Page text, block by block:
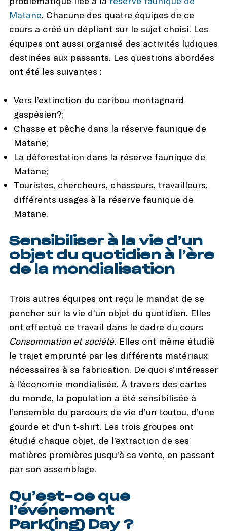
Matane. Chacune des quatre équipes de ce
cours a créé un dépliant sur le sujet choisi. Les
équipes ont aussi organisé des activités ludiques
destinées aux passants. Les questions abordées
ont été les suivantes :
Vers l’extinction du caribou montagnard
gaspésien?;
Chasse et pêche dans la réserve faunique de
Matane;
La déforestation dans la réserve faunique de
Matane;
Touristes, chercheurs, chasseurs, travailleurs,
différents usages à la réserve faunique de
Matane.
Sensibiliser à la vie d’un
objet du quotidien à l’ère
de la mondialisation
Trois autres équipes ont reçu le mandat de se
pencher sur la vie d’un objet du quotidien. Elles
ont effectué ce travail dans le cadre du cours
Consommation et société. Elles ont même étudié
le trajet emprunté par les différents matériaux
nécessaires à sa fabrication. De quoi s’intéresser
à l’économie mondialisée. À travers des cartes
du monde, la population a été sensibilisée à
l’ensemble du parcours de vie d’un toutou, d’une
gourde et d’un t-shirt. Les trois groupes ont
étudié chaque objet, de l’extraction de ses
matières premières jusqu’à sa vente, en passant
par son assemblage.
Qu’est-ce que
l’événement
Park(ing) Day ?